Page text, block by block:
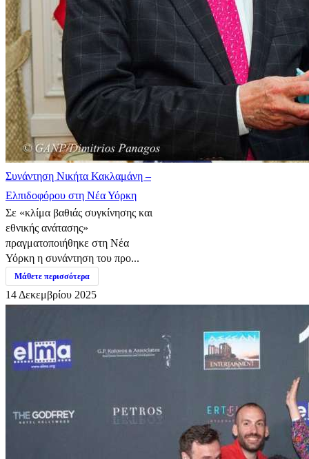
Συνάντηση Νικήτα Κακλαμάνη –
Ελπιδοφόρου στη Νέα Υόρκη
Σε «κλίμα βαθιάς συγκίνησης και
εθνικής ανάτασης»
πραγματοποιήθηκε στη Νέα
Υόρκη η συνάντηση του προ...
Μάθετε περισσότερα
14 Δεκεμβρίου 2025